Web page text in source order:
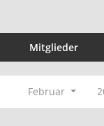
Mitglieder
Februar